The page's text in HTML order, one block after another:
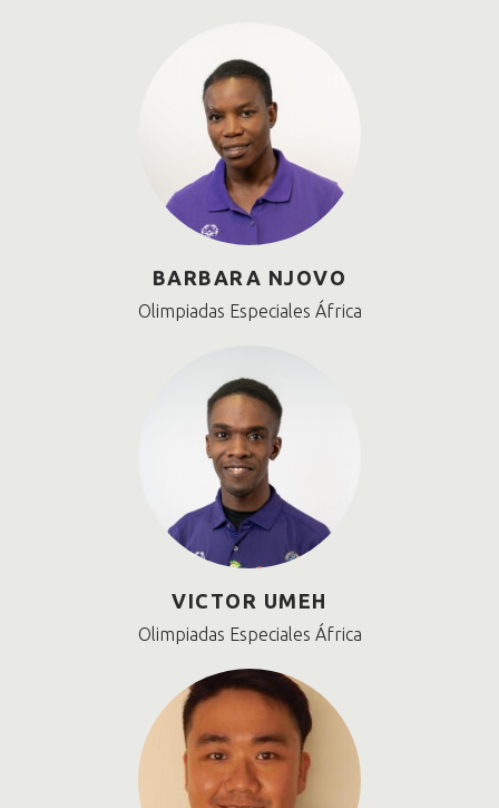
BARBARA NJOVO
Olimpiadas Especiales África
VICTOR UMEH
Olimpiadas Especiales África